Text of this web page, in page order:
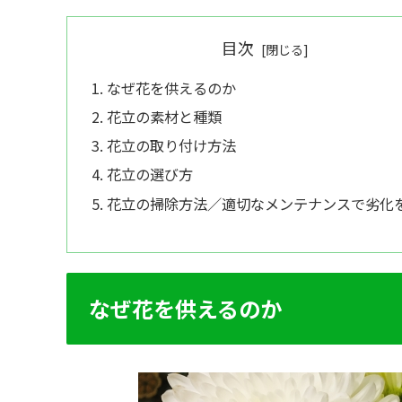
目次
なぜ花を供えるのか
花立の素材と種類
花立の取り付け方法
花立の選び方
花立の掃除方法／適切なメンテナンスで劣化
なぜ花を供えるのか